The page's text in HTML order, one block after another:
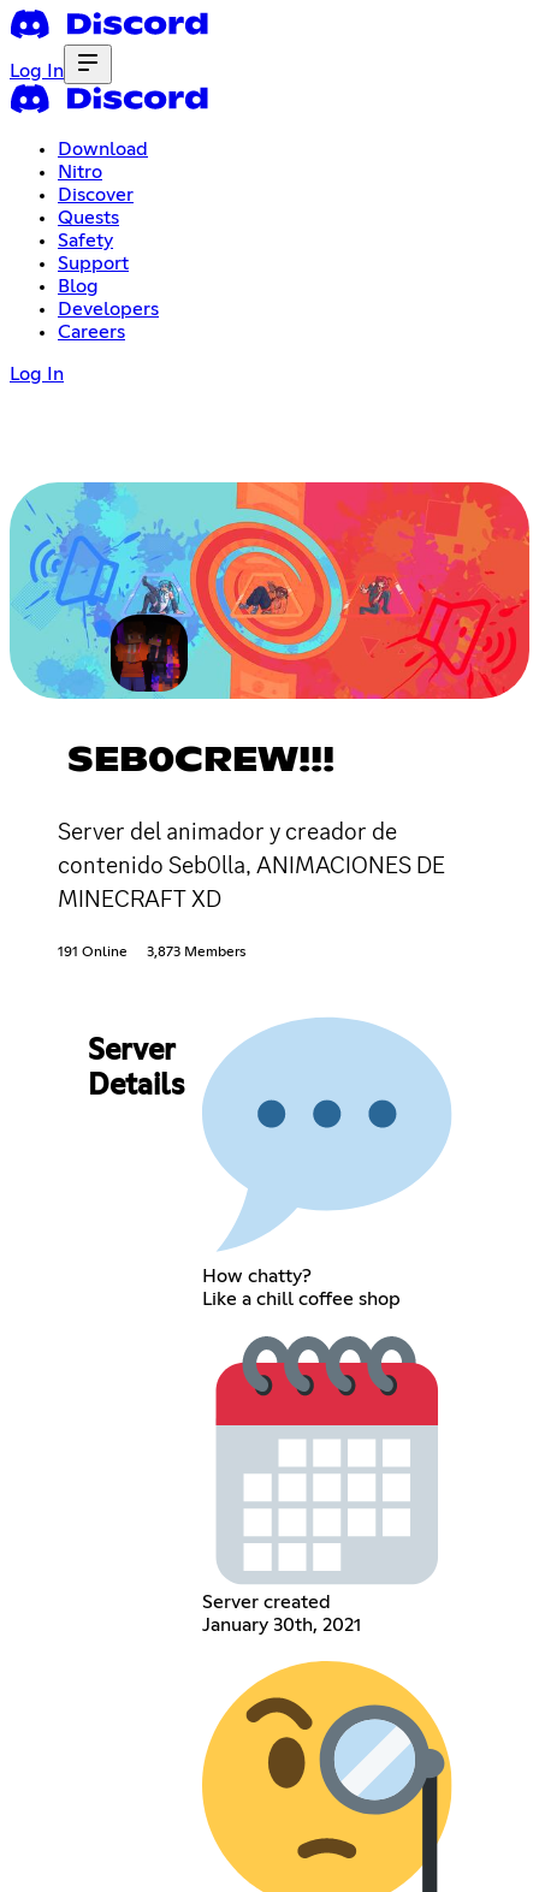
Log In
Download
Nitro
Discover
Quests
Safety
Support
Blog
Developers
Careers
Log In
SEB0CREW!!!
Server del animador y creador de
contenido Seb0lla, ANIMACIONES DE
MINECRAFT XD
191 Online 3,873 Members
Server
Details
How chatty?
Like a chill coffee shop
Server created
January 30th, 2021